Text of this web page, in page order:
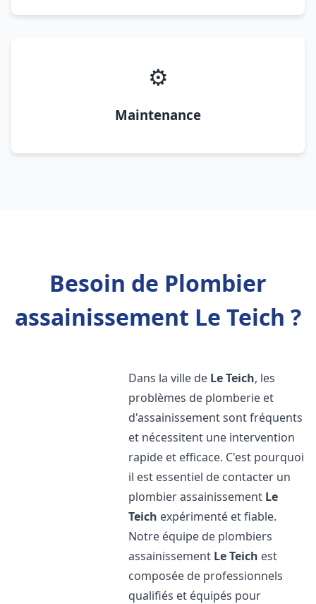
⚙️
Maintenance
Besoin de Plombier
assainissement Le Teich ?
Dans la ville de Le Teich, les
problèmes de plomberie et
d'assainissement sont fréquents
et nécessitent une intervention
rapide et efficace. C'est pourquoi
il est essentiel de contacter un
plombier assainissement Le
Teich expérimenté et fiable.
Notre équipe de plombiers
assainissement Le Teich est
composée de professionnels
qualifiés et équipés pour